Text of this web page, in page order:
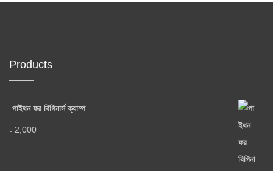
Products
পাইথন ফর বিগিনার্স ক্যাম্প
৳ 2,000